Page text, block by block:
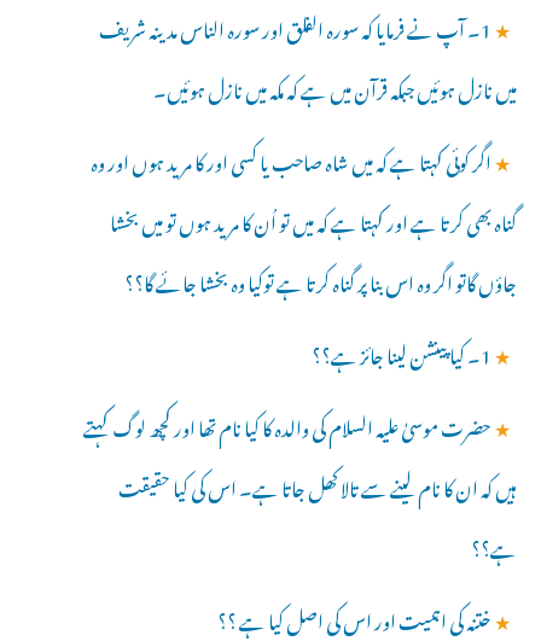
★ 1۔ آپ نے فرمایا کہ سورہ الفلق اور سورہ الناس مدینہ شریف
میں نازل ہوئیں جبکہ قرآن میں ہے کہ مکہ میں نازل ہوئیں۔
★اگر کوئی کہتا ہے کہ میں شاہ صاحب یا کسی اور کا مرید ہوں اور وہ
گناہ بھی کرتا ہے اور کہتا ہے کہ میں تو اُن کا مرید ہوں تو میں بخشا
جاؤں گاتو اگر وہ اس بنا پر گناہ کرتا ہے توکیا وہ بخشا جائے گا؟؟
★1۔ کیا پینشن لینا جائز ہے؟؟
★حضرت موسیٰ علیہ السلام کی والدہ کا کیا نام تھا اور کچھ لوگ کہتے
ہیں کہ ان کا نام لینے سے تالا کھل جاتا ہے۔ اس کی کیا حقیقت
ہے؟؟
★ختنہ کی اہمیت اور اس کی اصل کیا ہے ؟؟